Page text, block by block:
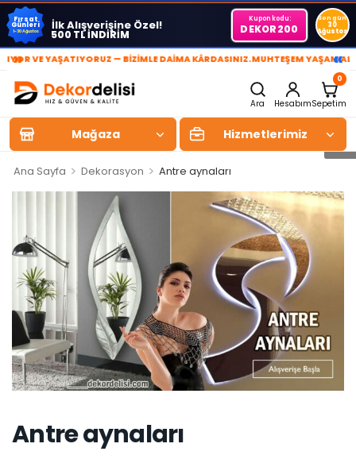
Fırsat
Günleri
1-30 Ağustos İlk Alışverişine Özel!
500 TL İNDİRİM
Kupon kodu:
DEKOR200
Son gün
30
Ağustos
» — BİZİMLE DAİMA KÂRDASINIZ.MUHTEŞEM YAŞAM ALANLARI
«
Ara Hesabım
0
Sepetim
Mağaza Hizmetlerimiz
Ana Sayfa > Dekorasyon > Antre aynaları
Antre aynaları